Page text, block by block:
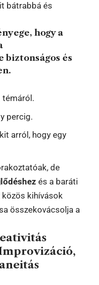
bátrabbá és
hogy a
és
témáról.
percig.
arról, hogy egy
de
és a baráti
kihívások
összekovácsolja a